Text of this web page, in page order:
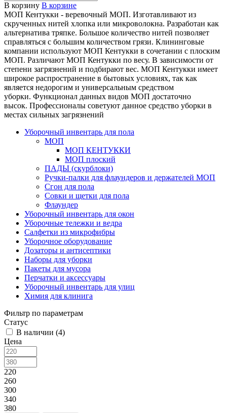
В корзину В корзине
МОП Кентукки - веревочный МОП. Изготавливают из
скрученных нитей хлопка или микроволокна. Разработан как
альтернатива тряпке. Большое количество нитей позволяет
справляться с большим количеством грязи. Клининговые
компании используют МОП Кентукки в сочетании с плоским
МОП. Различают МОП Кентукки по весу. В зависимости от
степени загрязнений и подбирают вес. МОП Кентукки имеет
широкое распространение в бытовых условиях, так как
является недорогим и универсальным средством
уборки. Функционал данных видов МОП достаточно
высок. Профессионалы советуют данное средство уборки в
местах сильных загрязнений
Уборочный инвентарь для пола
МОП
МОП КЕНТУККИ
МОП плоский
ПАДЫ (скурблоки)
Ручки-палки для флаундеров и держателей МОП
Сгон для пола
Совки и щетки для пола
Флаундер
Уборочный инвентарь для окон
Уборочные тележки и ведра
Салфетки из микрофибры
Уборочное оборудование
Дозаторы и антисептики
Наборы для уборки
Пакеты для мусора
Перчатки и аксессуары
Уборочный инвентарь для улиц
Химия для клинига
Фильтр по параметрам
Статус
В наличии (4)
Цена
220
260
300
340
380